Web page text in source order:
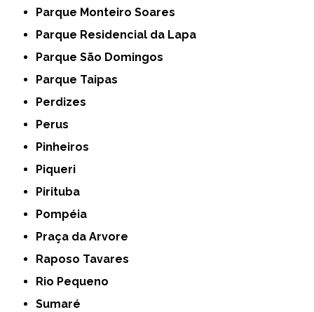
Parque Monteiro Soares
Parque Residencial da Lapa
Parque São Domingos
Parque Taipas
Perdizes
Perus
Pinheiros
Piqueri
Pirituba
Pompéia
Praça da Arvore
Raposo Tavares
Rio Pequeno
Sumaré